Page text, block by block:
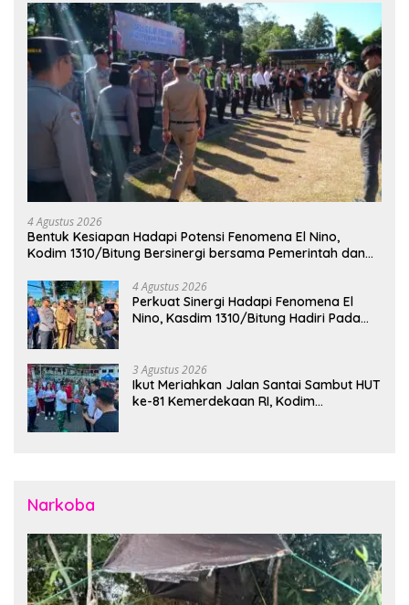
4 Agustus 2026
Bentuk Kesiapan Hadapi Potensi Fenomena El Nino,
Kodim 1310/Bitung Bersinergi bersama Pemerintah dan
Bencana
4 Agustus 2026
Perkuat Sinergi Hadapi Fenomena El
Nino, Kasdim 1310/Bitung Hadiri Pada
3 Agustus 2026
Ikut Meriahkan Jalan Santai Sambut HUT
ke-81 Kemerdekaan RI, Kodim
Narkoba